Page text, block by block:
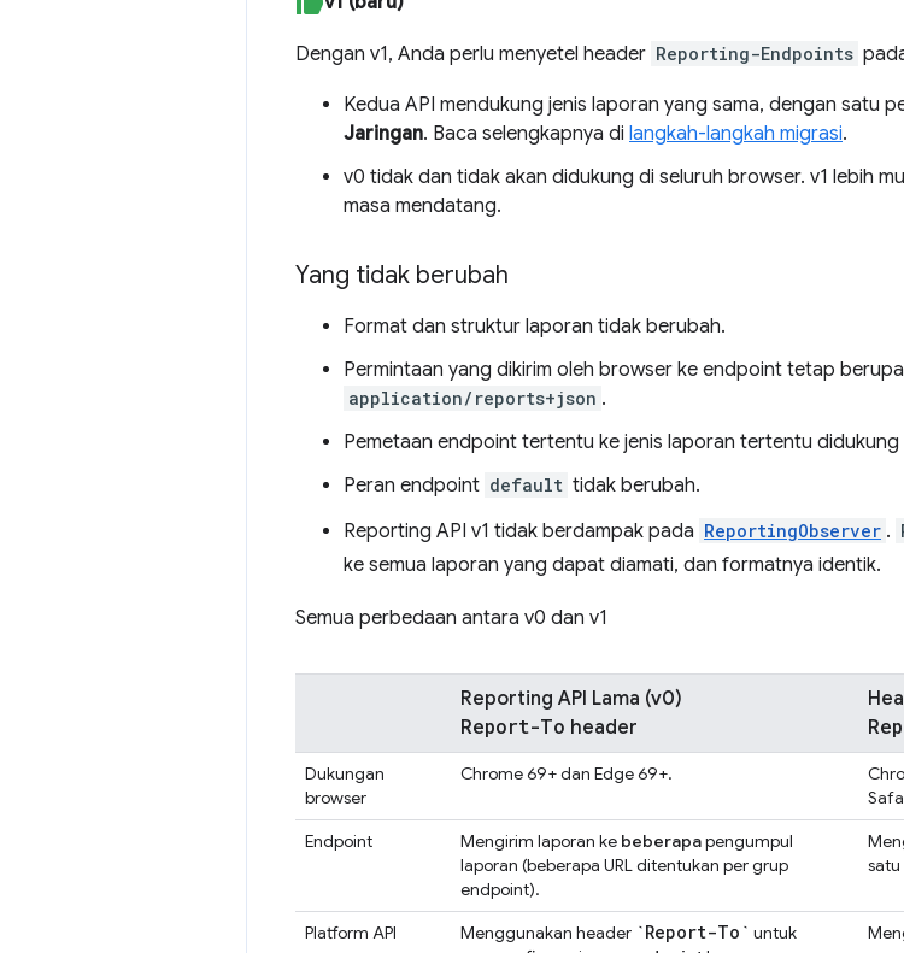
Dengan v1, Anda perlu menyetel header Reporting-Endpoints
Kedua API mendukung jenis laporan yang sama, dengan satu
Jaringan. Baca selengkapnya di langkah-langkah migrasi.
v0 tidak dan tidak akan didukung di seluruh browser. v1 lebih
masa mendatang.
Yang tidak berubah
Format dan struktur laporan tidak berubah.
Permintaan yang dikirim oleh browser ke endpoint tetap
application/reports+json .
Pemetaan endpoint tertentu ke jenis laporan tertentu didukung
Peran endpoint default tidak berubah.
Reporting API v1 tidak berdampak pada ReportingObserver .
ke semua laporan yang dapat diamati, dan formatnya identik.
Semua perbedaan antara v0 dan v1
Reporting API Lama (v0)
Report-To header
Dukungan
browser
Chrome 69+ dan Edge 69+.
Endpoint
Mengirim laporan ke beberapapengumpul
laporan (beberapa URL ditentukan per grup
endpoint).
satu
Platform API Menggunakan header `Report-To` untuk